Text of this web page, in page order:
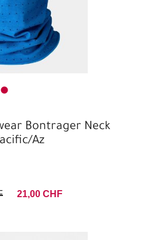
Bontrager Neck
Az
21,00 CHF